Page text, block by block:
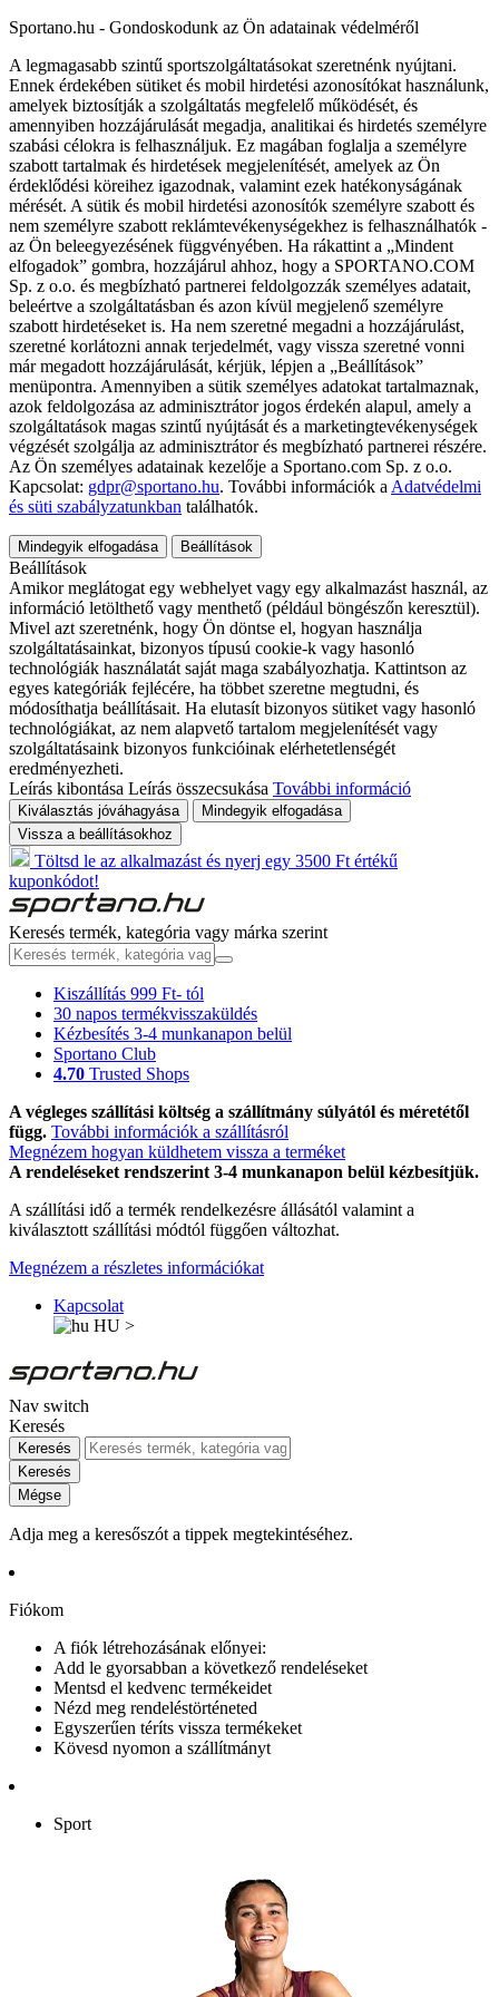
Sportano.hu - Gondoskodunk az Ön adatainak védelméről
A legmagasabb szintű sportszolgáltatásokat szeretnénk nyújtani.
Ennek érdekében sütiket és mobil hirdetési azonosítókat használunk,
amelyek biztosítják a szolgáltatás megfelelő működését, és
amennyiben hozzájárulását megadja, analitikai és hirdetés személyre
szabási célokra is felhasználjuk. Ez magában foglalja a személyre
szabott tartalmak és hirdetések megjelenítését, amelyek az Ön
érdeklődési köreihez igazodnak, valamint ezek hatékonyságának
mérését. A sütik és mobil hirdetési azonosítók személyre szabott és
nem személyre szabott reklámtevékenységekhez is felhasználhatók -
az Ön beleegyezésének függvényében. Ha rákattint a „Mindent
elfogadok” gombra, hozzájárul ahhoz, hogy a SPORTANO.COM
Sp. z o.o. és megbízható partnerei feldolgozzák személyes adatait,
beleértve a szolgáltatásban és azon kívül megjelenő személyre
szabott hirdetéseket is. Ha nem szeretné megadni a hozzájárulást,
szeretné korlátozni annak terjedelmét, vagy vissza szeretné vonni
már megadott hozzájárulását, kérjük, lépjen a „Beállítások”
menüpontra. Amennyiben a sütik személyes adatokat tartalmaznak,
azok feldolgozása az adminisztrátor jogos érdekén alapul, amely a
szolgáltatások magas szintű nyújtását és a marketingtevékenységek
végzését szolgálja az adminisztrátor és megbízható partnerei részére.
Az Ön személyes adatainak kezelője a Sportano.com Sp. z o.o.
Kapcsolat: gdpr@sportano.hu. További információk a Adatvédelmi
és süti szabályzatunkban találhatók.
Mindegyik elfogadása Beállítások
Beállítások
Amikor meglátogat egy webhelyet vagy egy alkalmazást használ, az
információ letölthető vagy menthető (például böngészőn keresztül).
Mivel azt szeretnénk, hogy Ön döntse el, hogyan használja
szolgáltatásainkat, bizonyos típusú cookie-k vagy hasonló
technológiák használatát saját maga szabályozhatja. Kattintson az
egyes kategóriák fejlécére, ha többet szeretne megtudni, és
módosíthatja beállításait. Ha elutasít bizonyos sütiket vagy hasonló
technológiákat, az nem alapvető tartalom megjelenítését vagy
szolgáltatásaink bizonyos funkcióinak elérhetetlenségét
eredményezheti.
Leírás kibontása Leírás összecsukása További információ
Kiválasztás jóváhagyása
Mindegyik elfogadása
Vissza a beállításokhoz
Töltsd le az alkalmazást és nyerj egy 3500 Ft értékű
kuponkódot!
Keresés termék, kategória vagy márka szerint
Kiszállítás 999 Ft- tól
30 napos termékvisszaküldés
Kézbesítés 3-4 munkanapon belül
Sportano Club
4.70 Trusted Shops
A végleges szállítási költség a szállítmány súlyától és méretétől
függ. További információk a szállításról
Megnézem hogyan küldhetem vissza a terméket
A rendeléseket rendszerint 3-4 munkanapon belül kézbesítjük.
A szállítási idő a termék rendelkezésre állásától valamint a
kiválasztott szállítási módtól függően változhat.
Megnézem a részletes információkat
Kapcsolat
HU >
Nav switch
Keresés
Keresés
Keresés
Mégse
Adja meg a keresőszót a tippek megtekintéséhez.
Fiókom
A fiók létrehozásának előnyei:
Add le gyorsabban a következő rendeléseket
Mentsd el kedvenc termékeidet
Nézd meg rendeléstörténeted
Egyszerűen téríts vissza termékeket
Kövesd nyomon a szállítmányt
Sport